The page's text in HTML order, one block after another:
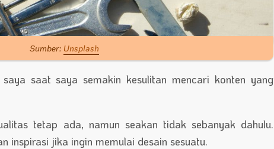
Sumber: Unsplash
saat saya semakin kesulitan mencari konten yang
tetap ada, namun seakan tidak sebanyak dahulu.
inspirasi jika ingin memulai desain sesuatu.